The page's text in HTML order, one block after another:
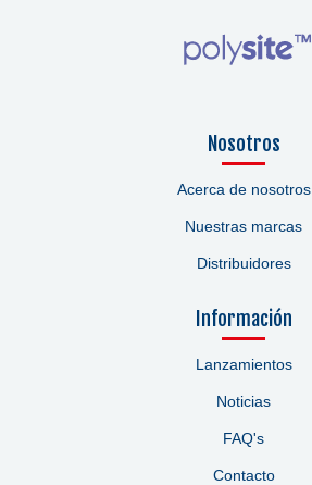
Nosotros
Acerca de nosotros
Nuestras marcas
Distribuidores
Información
Lanzamientos
Noticias
FAQ's
Contacto